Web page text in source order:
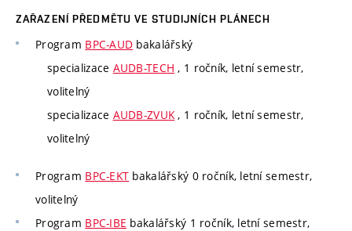
ZAŘAZENÍ PŘEDMĚTU VE STUDIJNÍCH PLÁNECH
Program BPC-AUD bakalářský
specializace AUDB-TECH , 1 ročník, letní semestr,
volitelný
specializace AUDB-ZVUK, 1 ročník, letní semestr,
volitelný
Program BPC-EKT bakalářský 0 ročník, letní semestr,
volitelný
Program BPC-IBE bakalářský 1 ročník, letní semestr,